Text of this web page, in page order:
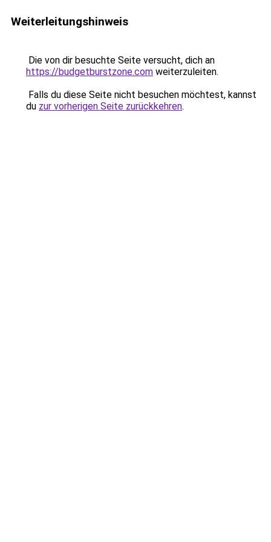
Weiterleitungshinweis
Die von dir besuchte Seite versucht, dich an
https://budgetburstzone.com weiterzuleiten.
Falls du diese Seite nicht besuchen möchtest, kannst
du zur vorherigen Seite zurückkehren.